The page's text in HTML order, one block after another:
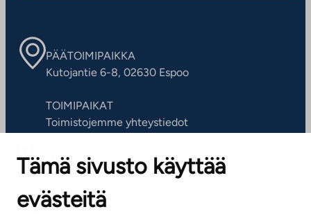
Tämä sivusto käyttää
evästeitä
PÄÄTOIMIPAIKKA
Kutojantie 6-8, 02630 Espoo
TOIMIPAIKAT
Toimistojemme yhteystiedot
ASIAKASPALVELUKESKUS
Puh. 045 7734 3777
(arkisin klo 8-16)